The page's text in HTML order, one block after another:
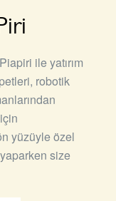
ile yatırım
robotik
yüzüyle özel
size